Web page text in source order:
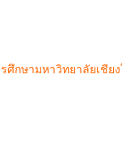
กษามหาวิทยาลัยเชี